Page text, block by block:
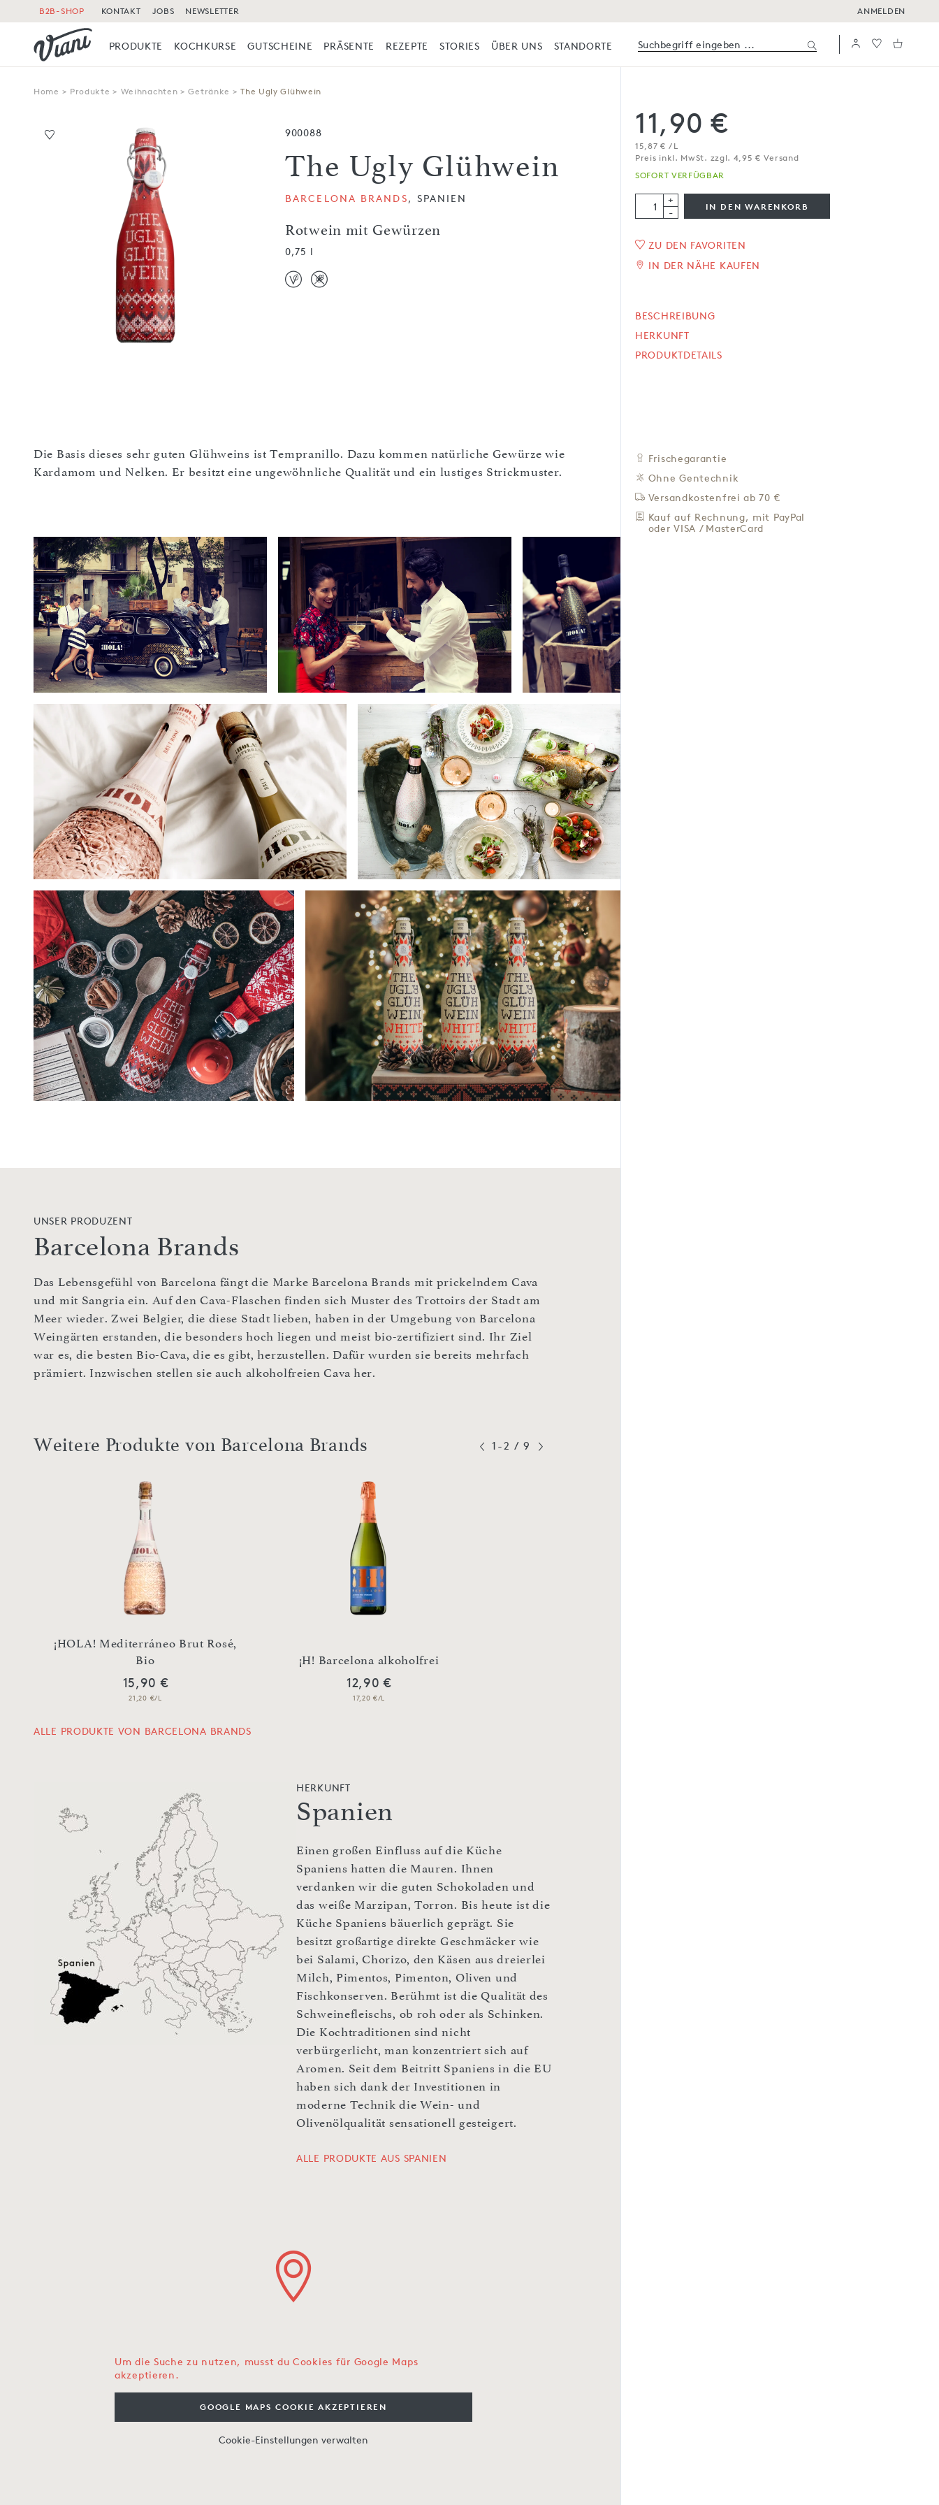
B2B-SHOP KONTAKT JOBS NEWSLETTER ANMELDEN
PRODUKTE KOCHKURSE GUTSCHEINE PRÄSENTE REZEPTE STORIES ÜBER UNS STANDORTE
Home > Produkte > Weihnachten >Getränke >The Ugly Glühwein
The Ugly Glühwein
11,90 €
Preis inkl. MwSt. zzgl. 4,95 € Versand
BESCHREIBUNG
HERKUNFT
PRODUKTDETAILS
900088
The Ugly Glühwein
Rotwein mit Gewürzen
BARCELONA BRANDS, SPANIEN
0,75 l
SOFORT VERFÜGBAR
11,90 €
15,87 € / L
Preis inkl. MwSt. zzgl. 4,95 € Versand
+
-
IN DEN WARENKORB
ZU DEN FAVORITEN
IN DER NÄHE KAUFEN
BESCHREIBUNG
HERKUNFT
PRODUKTDETAILS
Frischegarantie
Ohne Gentechnik
Versandkostenfrei ab 70 €
Kauf auf Rechnung, mit PayPal
oder VISA / MasterCard
Die Basis dieses sehr guten Glühweins ist Tempranillo. Dazu kommen natürliche Gewürze wie
Kardamom und Nelken. Er besitzt eine ungewöhnliche Qualität und ein lustiges Strickmuster.
UNSER PRODUZENT
Barcelona Brands
Das Lebensgefühl von Barcelona fängt die Marke Barcelona Brands mit prickelndem Cava
und mit Sangria ein. Auf den Cava-Flaschen finden sich Muster des Trottoirs der Stadt am
Meer wieder. Zwei Belgier, die diese Stadt lieben, haben in der Umgebung von Barcelona
Weingärten erstanden, die besonders hoch liegen und meist bio-zertifiziert sind. Ihr Ziel
war es, die besten Bio-Cava, die es gibt, herzustellen. Dafür wurden sie bereits mehrfach
prämiert. Inzwischen stellen sie auch alkoholfreien Cava her.
Weitere Produkte von Barcelona Brands
¡HOLA! Mediterráneo Brut Rosé,
Bio
15,90 €
21,20 €/L
¡H! Barcelona alkoholfrei
12,90 €
17,20 €/L
1-2 / 9
ALLE PRODUKTE VON BARCELONA BRANDS
HERKUNFT
Spanien
Einen großen Einfluss auf die Küche
Spaniens hatten die Mauren. Ihnen
verdanken wir die guten Schokoladen und
das weiße Marzipan, Torron. Bis heute ist die
Küche Spaniens bäuerlich geprägt. Sie
besitzt großartige direkte Geschmäcker wie
bei Salami, Chorizo, den Käsen aus dreierlei
Milch, Pimentos, Pimenton, Oliven und
Fischkonserven. Berühmt ist die Qualität des
Schweinefleischs, ob roh oder als Schinken.
Die Kochtraditionen sind nicht
verbürgerlicht, man konzentriert sich auf
Aromen. Seit dem Beitritt Spaniens in die EU
haben sich dank der Investitionen in
moderne Technik die Wein- und
Olivenölqualität sensationell gesteigert.
ALLE PRODUKTE AUS SPANIEN
Um die Suche zu nutzen, musst du Cookies für Google Maps
akzeptieren.
GOOGLE MAPS COOKIE AKZEPTIEREN
Cookie-Einstellungen verwalten